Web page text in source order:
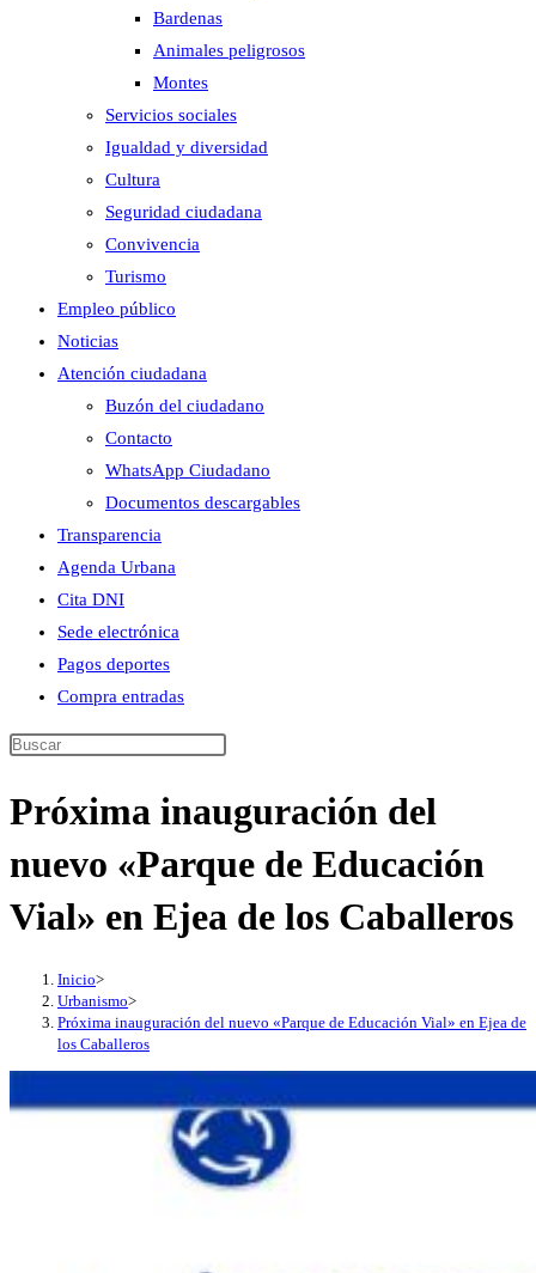
Bardenas
Animales peligrosos
Montes
Servicios sociales
Igualdad y diversidad
Cultura
Seguridad ciudadana
Convivencia
Turismo
Empleo público
Noticias
Atención ciudadana
Buzón del ciudadano
Contacto
WhatsApp Ciudadano
Documentos descargables
Transparencia
Agenda Urbana
Cita DNI
Sede electrónica
Pagos deportes
Compra entradas
Buscar
esta
Próxima inauguración del
nuevo «Parque de Educación
Vial» en Ejea de los Caballeros
Inicio>
Urbanismo>
Próxima inauguración del nuevo «Parque de Educación Vial» en Ejea de
los Caballeros